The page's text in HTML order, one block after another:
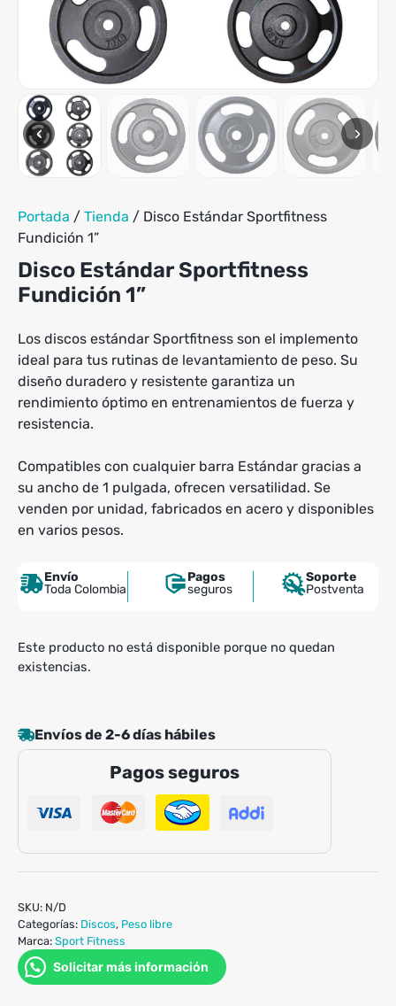
‹ ›
Portada / Tienda / Disco Estándar Sportfitness
Fundición 1”
Disco Estándar Sportfitness
Fundición 1”
Los discos estándar Sportfitness son el implemento
ideal para tus rutinas de levantamiento de peso. Su
diseño duradero y resistente garantiza un
rendimiento óptimo en entrenamientos de fuerza y
resistencia.
Compatibles con cualquier barra Estándar gracias a
su ancho de 1 pulgada, ofrecen versatilidad. Se
venden por unidad, fabricados en acero y disponibles
en varios pesos.
Envío
Toda Colombia
Pagos
seguros
Soporte
Postventa
Este producto no está disponible porque no quedan
existencias.
Envíos de 2-6 días hábiles
Pagos seguros
SKU: N/D
Categorías: Discos, Peso libre
Marca: Sport Fitness
Solicitar más información